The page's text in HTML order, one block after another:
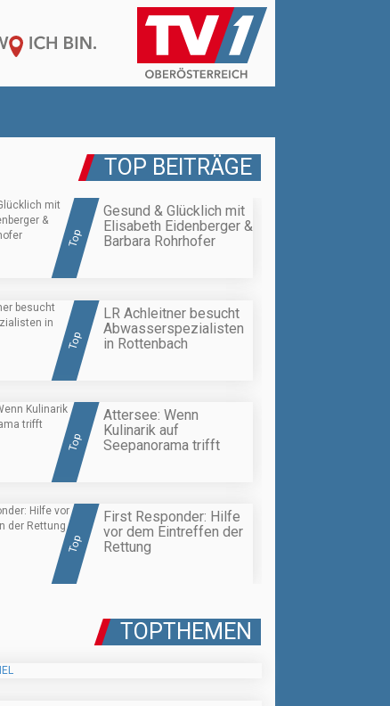
TOP BEITRÄGE
Top
Gesund & Glücklich mit
Elisabeth Eidenberger &
Barbara Rohrhofer
Top
LR Achleitner besucht
Abwasserspezialisten
in Rottenbach
Top
Attersee: Wenn
Kulinarik auf
Seepanorama trifft
Top
First Responder: Hilfe
vor dem Eintreffen der
Rettung
TOPTHEMEN